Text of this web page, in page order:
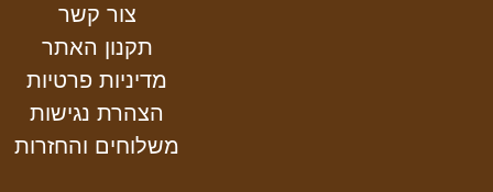
צור קשר
תקנון האתר
מדיניות פרטיות
הצהרת נגישות
משלוחים והחזרות